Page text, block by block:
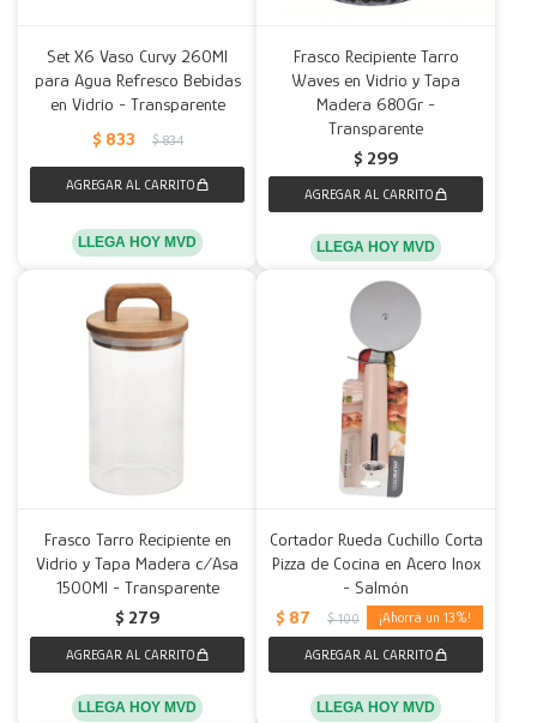
Set X6 Vaso Curvy 260Ml
para Agua Refresco Bebidas
en Vidrio - Transparente
$ 833 $ 834
LLEGA HOY MVD
Frasco Recipiente Tarro
Waves en Vidrio y Tapa
Madera 680Gr -
Transparente
$ 299
LLEGA HOY MVD
Frasco Tarro Recipiente en
Vidrio y Tapa Madera c/Asa
1500Ml - Transparente
$ 279
LLEGA HOY MVD
Cortador Rueda Cuchillo Corta
Pizza de Cocina en Acero Inox
- Salmón
$ 87 $ 100 13
LLEGA HOY MVD